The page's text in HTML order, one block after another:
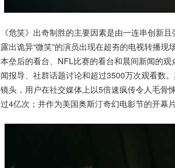
《危笑》出奇制胜的主要因素是由一连串创新
露出诡异“微笑”的演员出现在超夯的电视转播
本垒后的看台、NFL比赛的看台和晨间新闻的
闻报导、社群话题讨论和超过3500万次观看数
镜头，用户在社交媒体上以5倍速疯传令人毛骨
过4亿次；并作为美国奥斯汀奇幻电影节的开幕